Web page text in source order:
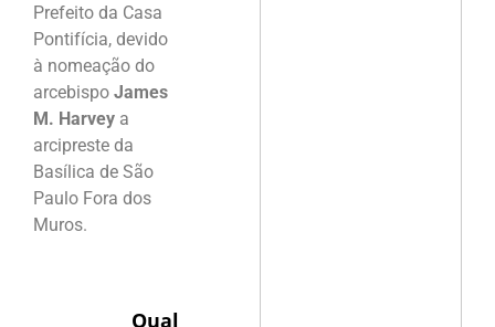
Prefeito da Casa
Pontifícia, devido
à nomeação do
arcebispo James
M. Harvey a
arcipreste da
Basílica de São
Paulo Fora dos
Muros.
Qual